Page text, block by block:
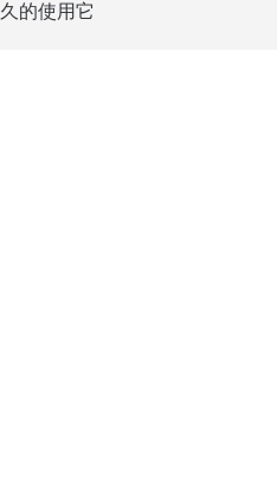
久的使用它